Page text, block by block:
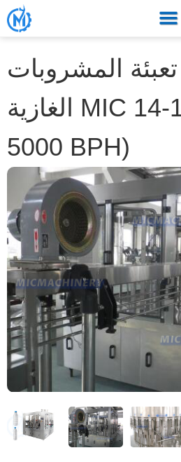
المشروبات
الغازية MIC 14-12-5 (3000-
5000 BPH)